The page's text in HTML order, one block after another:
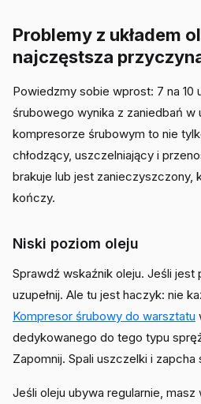
Problemy z układem
najczęstsza
Powiedzmy sobie wprost: 7 na 10
śrubowego wynika z zaniedbań w
kompresorze śrubowym to nie
chłodzący, uszczelniający i
brakuje lub jest zanieczyszczony,
kończy.
Niski poziom oleju
Sprawdź wskaźnik oleju. Jeśli jest
uzupełnij. Ale tu jest haczyk: nie
Kompresor śrubowy do warsztatu
dedykowanego do tego typu
Zapomnij. Spali uszczelki i zapcha
Jeśli oleju ubywa regularnie, masz